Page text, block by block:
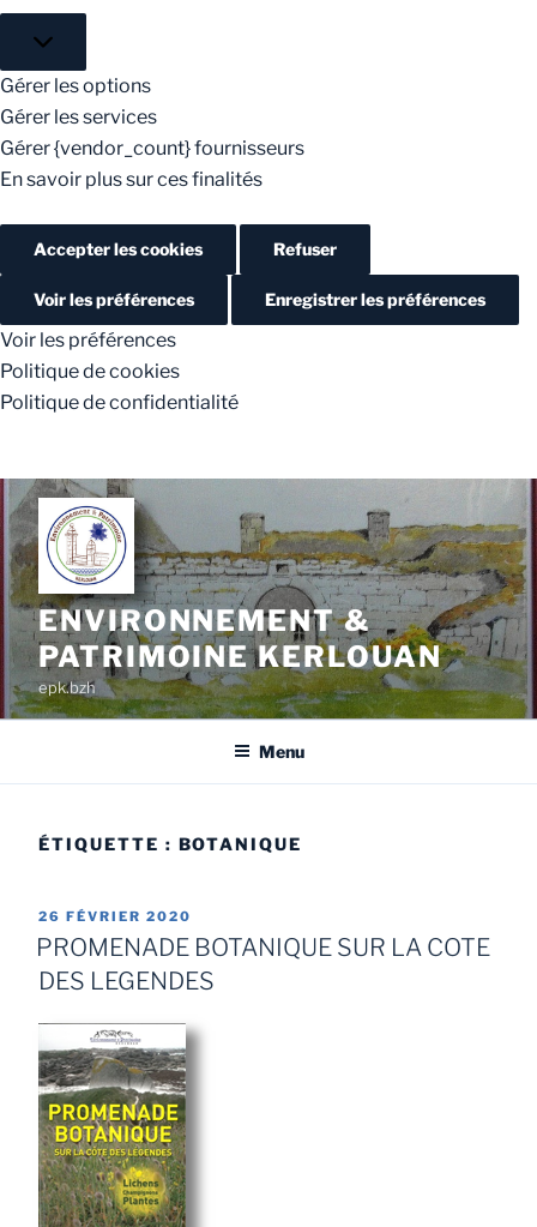
Gérer les options
Gérer les services
Gérer {vendor_count} fournisseurs
En savoir plus sur ces finalités
Accepter les cookies Refuser
Voir les préférences Enregistrer les préférences
Voir les préférences
Politique de cookies
Politique de confidentialité
ENVIRONNEMENT &
PATRIMOINE KERLOUAN
epk.bzh
Menu
ÉTIQUETTE : BOTANIQUE
26 FÉVRIER 2020
PROMENADE BOTANIQUE SUR LA COTE
DES LEGENDES